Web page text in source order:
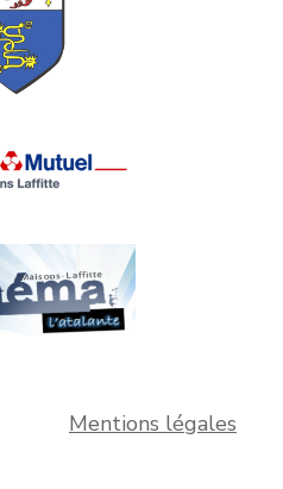
Mentions légales